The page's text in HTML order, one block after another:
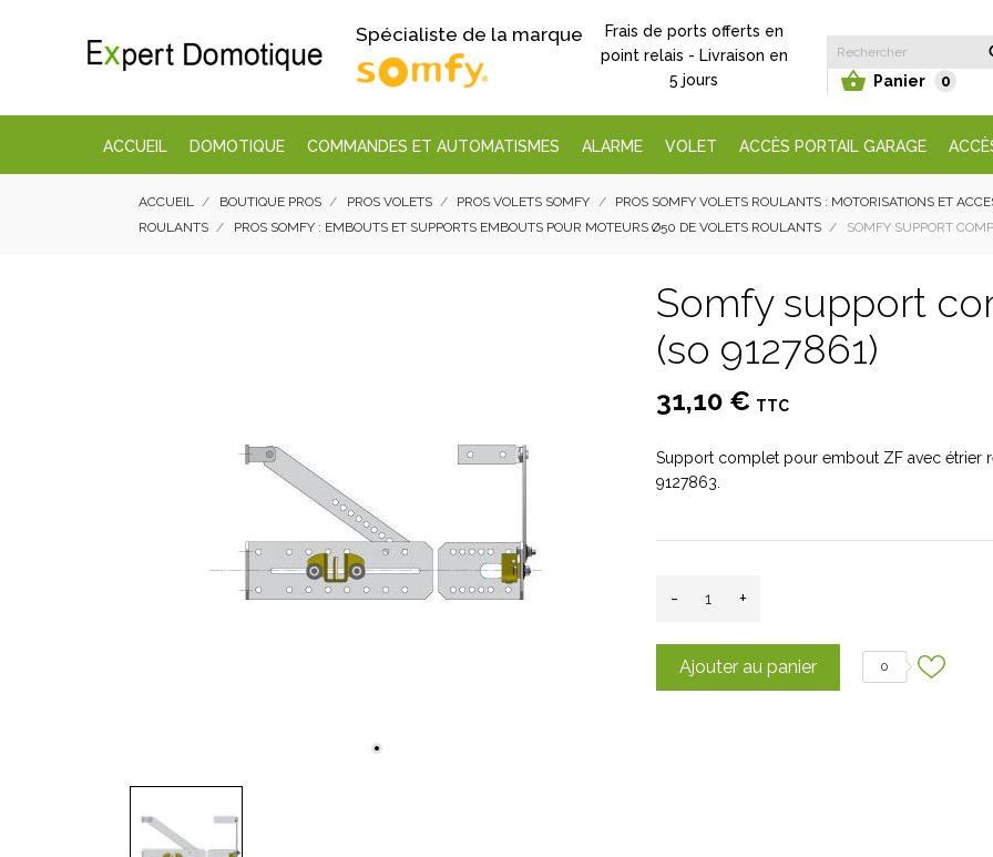
Spécialiste de la marque
Frais de ports offerts en
point relais - Livraison en
5 jours
 Panier 0
ACCUEIL DOMOTIQUE COMMANDES ET AUTOMATISMES ALARME VOLET ACCÈS PORTAIL GARAGE
ACCUEIL BOUTIQUE PROS PROS VOLETS PROS VOLETS SOMFY
PROS SOMFY VOLETS ROULANTS : MOTORISATIONS ET
ROULANTS
PROS SOMFY : EMBOUTS ET SUPPORTS EMBOUTS POUR MOTEURS Ø50 DE VOLETS ROULANTS SOMFY SUPPORT
Somfy support
(so 9127861)
31,10 € TTC
Support complet pour embout ZF avec étrier
9127863.
- +
Ajouter au panier 0